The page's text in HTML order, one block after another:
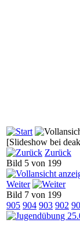
[Slideshow bei
Zurück
Bild 5 von 199
Weiter
Bild 7 von 199
905 904 903 902